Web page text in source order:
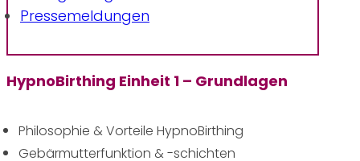
Pressemeldungen
HypnoBirthing Einheit 1 – Grundlagen
Philosophie & Vorteile HypnoBirthing
Gebärmutterfunktion & -schichten